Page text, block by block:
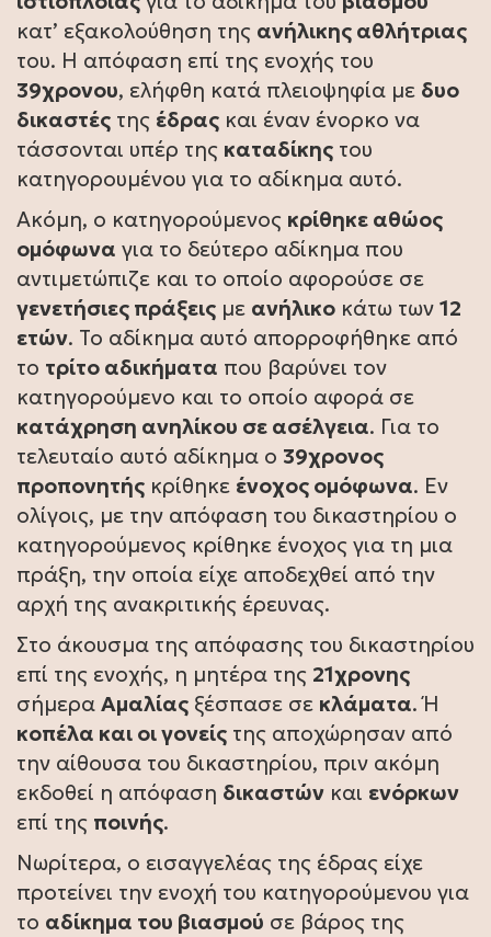
κατ’ εξακολούθηση της ανήλικης αθλήτριας
του. Η απόφαση επί της ενοχής του
39χρονου, ελήφθη κατά πλειοψηφία με δυο
δικαστές της έδρας και έναν ένορκο να
τάσσονται υπέρ της καταδίκης του
κατηγορουμένου για το αδίκημα αυτό.
Ακόμη, ο κατηγορούμενος κρίθηκε αθώος
ομόφωνα για το δεύτερο αδίκημα που
αντιμετώπιζε και το οποίο αφορούσε σε
γενετήσιες πράξεις με ανήλικο κάτω των 12
ετών. Το αδίκημα αυτό απορροφήθηκε από
το τρίτο αδικήματα που βαρύνει τον
κατηγορούμενο και το οποίο αφορά σε
κατάχρηση ανηλίκου σε ασέλγεια. Για το
τελευταίο αυτό αδίκημα ο 39χρονος
προπονητής κρίθηκε ένοχος ομόφωνα. Εν
ολίγοις, με την απόφαση του δικαστηρίου ο
κατηγορούμενος κρίθηκε ένοχος για τη μια
πράξη, την οποία είχε αποδεχθεί από την
αρχή της ανακριτικής έρευνας.
Στο άκουσμα της απόφασης του δικαστηρίου
επί της ενοχής, η μητέρα της 21χρονης
σήμερα Αμαλίας ξέσπασε σε κλάματα. Ή
κοπέλα και οι γονείς της αποχώρησαν από
την αίθουσα του δικαστηρίου, πριν ακόμη
εκδοθεί η απόφαση δικαστών και ενόρκων
επί της ποινής.
Νωρίτερα, ο εισαγγελέας της έδρας είχε
προτείνει την ενοχή του κατηγορούμενου για
το αδίκημα του βιασμού σε βάρος της